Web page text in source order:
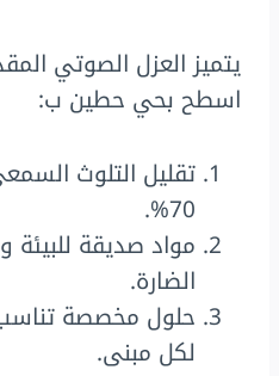
يتميز العزل الصوتي
اسطح بحي حطين ب:
تقليل التلوث
70%.
مواد صديقة للبيئة
الضارة.
حلول مخصصة
لكل مبنى.